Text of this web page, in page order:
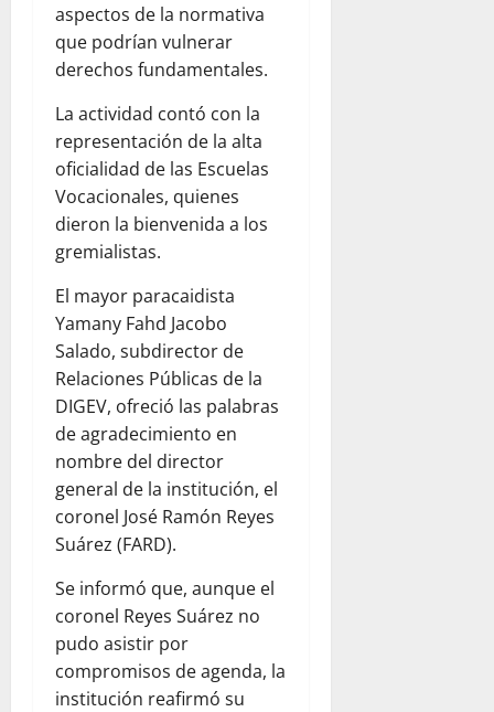
aspectos de la normativa
que podrían vulnerar
derechos fundamentales.
La actividad contó con la
representación de la alta
oficialidad de las Escuelas
Vocacionales, quienes
dieron la bienvenida a los
gremialistas.
El mayor paracaidista
Yamany Fahd Jacobo
Salado, subdirector de
Relaciones Públicas de la
DIGEV, ofreció las palabras
de agradecimiento en
nombre del director
general de la institución, el
coronel José Ramón Reyes
Suárez (FARD).
Se informó que, aunque el
coronel Reyes Suárez no
pudo asistir por
compromisos de agenda, la
institución reafirmó su